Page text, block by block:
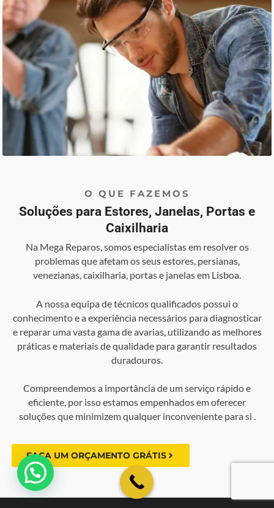
O QUE FAZEMOS
Soluções para Estores, Janelas, Portas e
Caixilharia
Na Mega Reparos, somos especialistas em resolver os
problemas que afetam os seus estores, persianas,
venezianas, caixilharia, portas e janelas em Lisboa.
A nossa equipa de técnicos qualificados possui o
conhecimento e a experiência necessários para diagnosticar
e reparar uma vasta gama de avarias, utilizando as melhores
práticas e materiais de qualidade para garantir resultados
duradouros.
Compreendemos a importância de um serviço rápido e
eficiente, por isso estamos empenhados em oferecer
soluções que minimizem qualquer inconveniente para si .
FAÇA UM ORÇAMENTO GRÁTIS
💬 Como podemos ajudar?